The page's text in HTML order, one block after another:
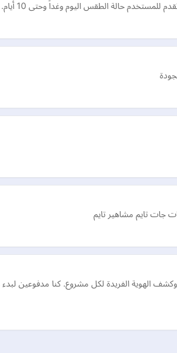
حالة الطقس اليوم وغداً وحتى 10 أيام.
جات تايم مشاهير تايم
ولدت من العاطفة وكشف الهوية الفريدة لكل مشروع. كنا مدفوعين